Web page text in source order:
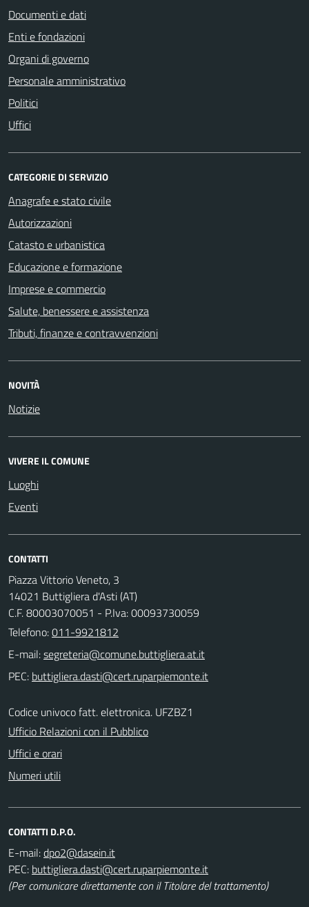
Documenti e dati
Enti e fondazioni
Organi di governo
Personale amministrativo
Politici
Uffici
CATEGORIE DI SERVIZIO
Anagrafe e stato civile
Autorizzazioni
Catasto e urbanistica
Educazione e formazione
Imprese e commercio
Salute, benessere e assistenza
Tributi, finanze e contravvenzioni
NOVITÀ
Notizie
VIVERE IL COMUNE
Luoghi
Eventi
CONTATTI
Piazza Vittorio Veneto, 3
14021 Buttigliera d'Asti (AT)
C.F. 80003070051 - P.Iva: 00093730059
Telefono:011-9921812
E-mail:
PEC:
Codice univoco fatt. elettronica. UFZBZ1
Ufficio Relazioni con il Pubblico
Uffici e orari
Numeri utili
CONTATTI D.P.O.
E-mail:
PEC:
(Per comunicare direttamente con il Titolare del trattamento)